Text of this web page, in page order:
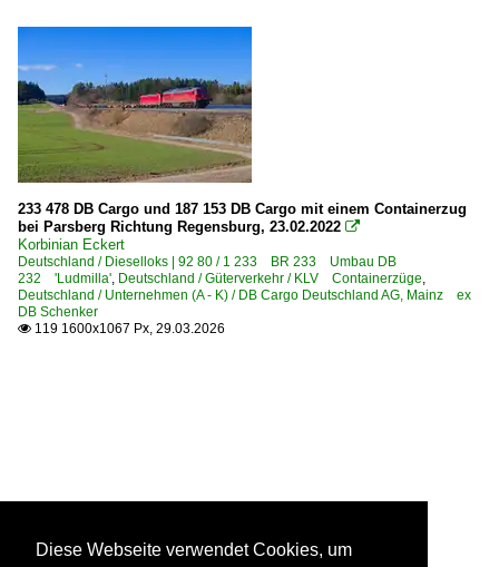
233 478 DB Cargo und 187 153 DB Cargo mit einem Containerzug
bei Parsberg Richtung Regensburg, 23.02.2022 
Korbinian Eckert
Deutschland / Dieselloks | 92 80 / 1 233 BR 233 Umbau DB
232 'Ludmilla', Deutschland / Güterverkehr / KLV Containerzüge,
Deutschland / Unternehmen (A - K) / DB Cargo Deutschland AG, Mainz ex
DB Schenker
 119 1600x1067 Px, 29.03.2026
Diese Webseite verwendet Cookies, um